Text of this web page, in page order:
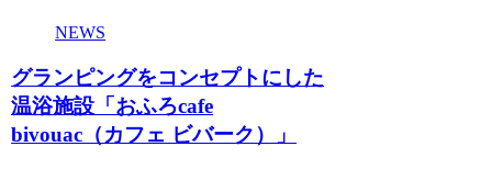
NEWS
グランピングをコンセプトにした
温浴施設「おふろcafe
bivouac（カフェ ビバーク）」